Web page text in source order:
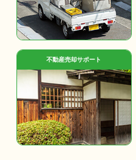
不動産売却サポート